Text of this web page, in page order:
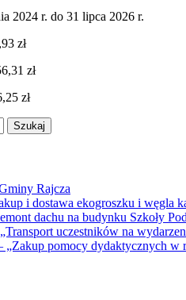
2024 r. do 31 lipca 2026 r.
zł
zł
zł
Rajcza
i dostawa ekogroszku i węgla
dachu na budynku Szkoły
uczestników na
pomocy dydaktycznych w